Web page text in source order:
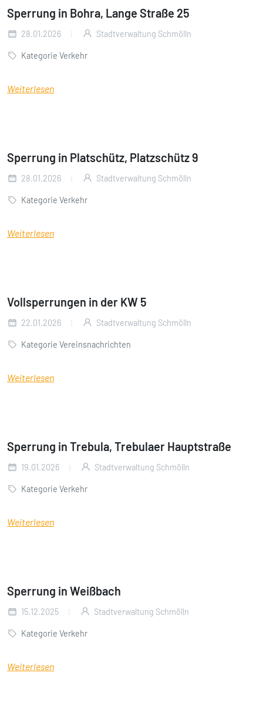
Sperrung in Bohra, Lange Straße 25
28.01.2026 Stadtverwaltung Schmölln
Kategorie Verkehr
Weiterlesen
Sperrung in Platschütz, Platzschütz 9
28.01.2026 Stadtverwaltung Schmölln
Kategorie Verkehr
Weiterlesen
Vollsperrungen in der KW 5
22.01.2026 Stadtverwaltung Schmölln
Kategorie Vereinsnachrichten
Weiterlesen
Sperrung in Trebula, Trebulaer Hauptstraße
19.01.2026 Stadtverwaltung Schmölln
Kategorie Verkehr
Weiterlesen
Sperrung in Weißbach
15.12.2025 Stadtverwaltung Schmölln
Kategorie Verkehr
Weiterlesen